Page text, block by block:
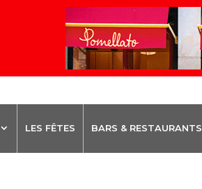
LES FÊTES BARS & RESTAURANTS